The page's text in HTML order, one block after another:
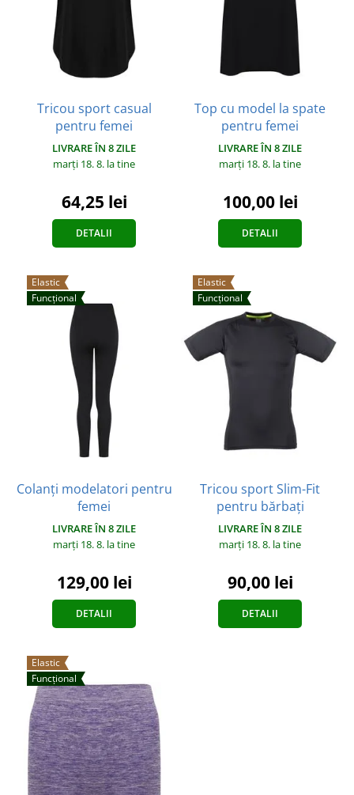
Tricou sport casual
pentru femei
LIVRARE ÎN 8 ZILE
marți 18. 8. la tine
64,25 lei
DETALII
Top cu model la spate
pentru femei
LIVRARE ÎN 8 ZILE
marți 18. 8. la tine
100,00 lei
DETALII
Elastic
Funcțional
Colanți modelatori pentru
femei
LIVRARE ÎN 8 ZILE
marți 18. 8. la tine
129,00 lei
DETALII
Elastic
Funcțional
Tricou sport Slim-Fit
pentru bărbați
LIVRARE ÎN 8 ZILE
marți 18. 8. la tine
90,00 lei
DETALII
Elastic
Funcțional